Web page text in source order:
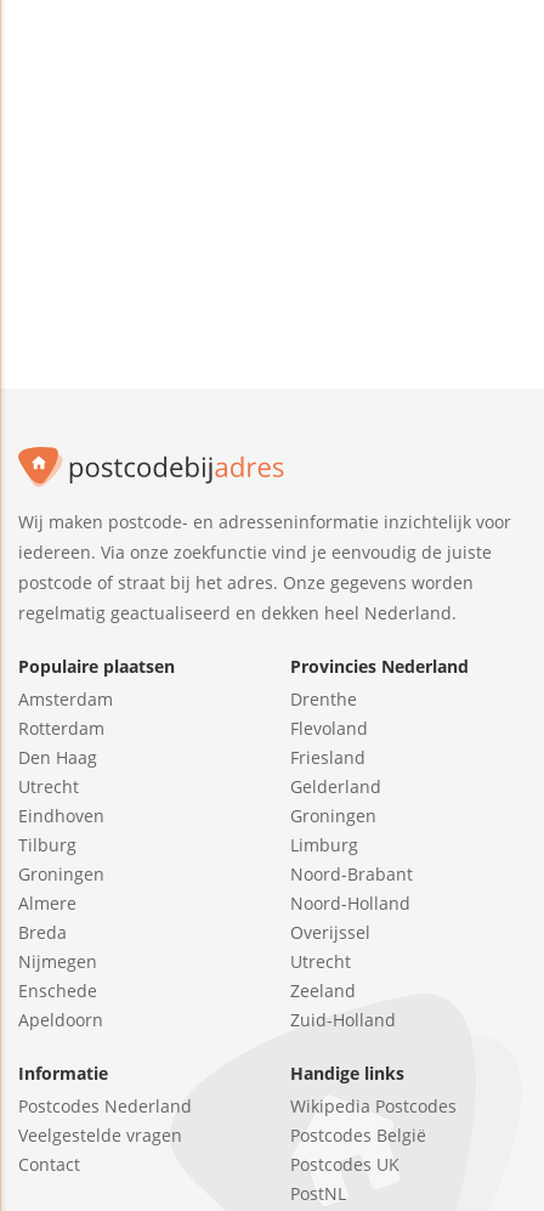
Wij maken postcode- en adresseninformatie inzichtelijk voor
iedereen. Via onze zoekfunctie vind je eenvoudig de juiste
postcode of straat bij het adres. Onze gegevens worden
regelmatig geactualiseerd en dekken heel Nederland.
Populaire plaatsen
Amsterdam
Rotterdam
Den Haag
Utrecht
Eindhoven
Tilburg
Groningen
Almere
Breda
Nijmegen
Enschede
Apeldoorn
Provincies Nederland
Drenthe
Flevoland
Friesland
Gelderland
Groningen
Limburg
Noord-Brabant
Noord-Holland
Overijssel
Utrecht
Zeeland
Zuid-Holland
Informatie
Postcodes Nederland
Veelgestelde vragen
Contact
Handige links
Wikipedia Postcodes
Postcodes België
Postcodes UK
PostNL